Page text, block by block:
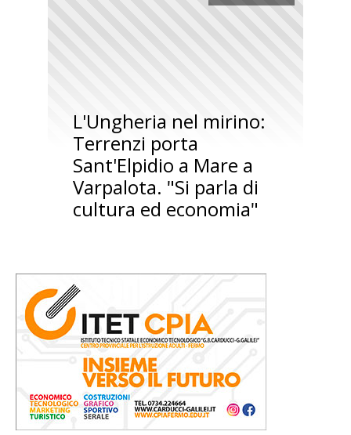
L'Ungheria nel mirino:
Terrenzi porta
Sant'Elpidio a Mare a
Varpalota. "Si parla di
cultura ed economia"